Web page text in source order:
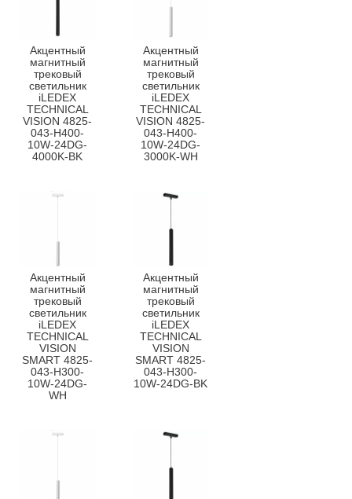
Акцентный
магнитный
трековый
светильник
iLEDEX
TECHNICAL
VISION 4825-
043-H400-
10W-24DG-
4000K-BK
Акцентный
магнитный
трековый
светильник
iLEDEX
TECHNICAL
VISION 4825-
043-H400-
10W-24DG-
3000K-WH
Акцентный
магнитный
трековый
светильник
iLEDEX
TECHNICAL
VISION
SMART 4825-
043-H300-
10W-24DG-
WH
Акцентный
магнитный
трековый
светильник
iLEDEX
TECHNICAL
VISION
SMART 4825-
043-H300-
10W-24DG-BK